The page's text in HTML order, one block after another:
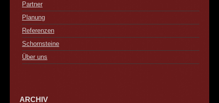
Partner
Planung
Referenzen
Schornsteine
Über uns
ARCHIV